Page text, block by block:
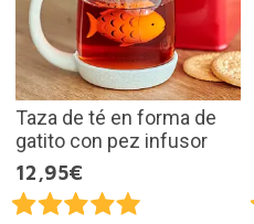
Taza de té en forma de
gatito con pez infusor
12,95€